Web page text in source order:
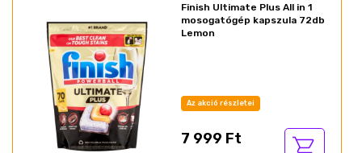
Finish Ultimate Plus All in 1
mosogatógép kapszula 72db
Lemon
Az akció részletei
7 999 Ft